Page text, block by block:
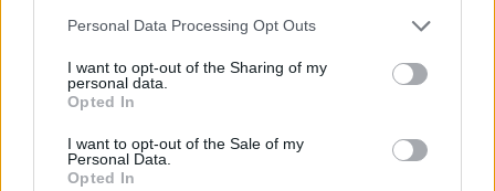
Please note that this website/app uses one or more Google
not limited to your visit or usage behaviour. You may click to
grant or deny consent to Google and its third-party tags to
use your data for below specified purposes in below Google
consent section.
Personal Data Processing Opt Outs
I want to opt-out of the Sharing of my
personal data.
Opted In
I want to opt-out of the Sale of my
Personal Data.
Opted In
Edoardo Castellucci, veneciano, recuerda
una degustación en Burano donde anotó los
perfiles de un queso local: aquel episodio
marcó el tono de su columna sobre vinos y
sensoriales y guarda grabaciones de
sommeliers y productores.